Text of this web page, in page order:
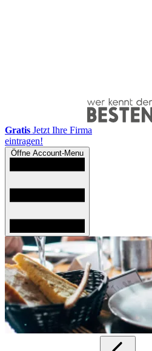
Gratis Jetzt Ihre Firma
eintragen!
Öffne Account-Menu